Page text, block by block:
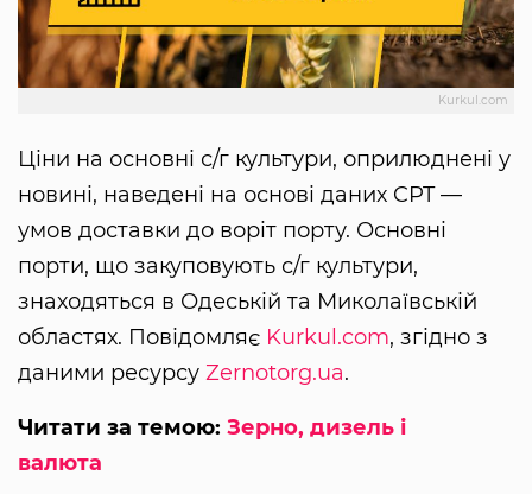
Kurkul.com
Ціни на основні с/г культури, оприлюднені у
новині, наведені на основі даних CPT —
умов доставки до воріт порту. Основні
порти, що закуповують с/г культури,
знаходяться в Одеській та Миколаївській
областях. Повідомляє Kurkul.com, згідно з
даними ресурсу Zernotorg.ua.
Читати за темою: Зерно, дизель і
валюта